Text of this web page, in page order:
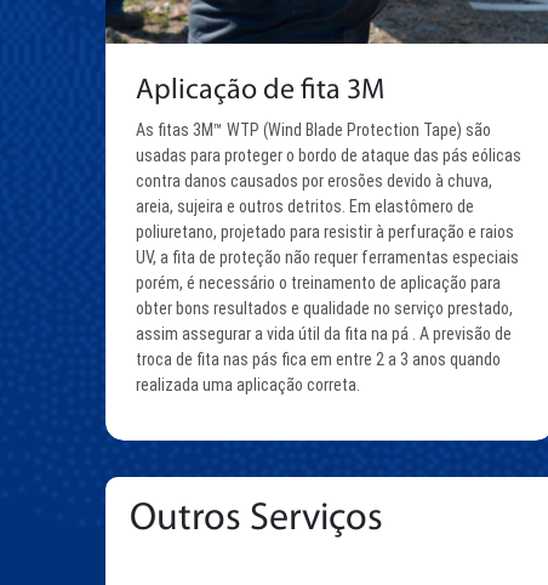
Aplicação de fita 3M
As fitas 3M™ WTP (Wind Blade Protection Tape) são
usadas para proteger o bordo de ataque das pás eólicas
contra danos causados por erosões devido à chuva,
areia, sujeira e outros detritos. Em elastômero de
poliuretano, projetado para resistir à perfuração e raios
UV, a fita de proteção não requer ferramentas especiais
porém, é necessário o treinamento de aplicação para
obter bons resultados e qualidade no serviço prestado,
assim assegurar a vida útil da fita na pá . A previsão de
troca de fita nas pás fica em entre 2 a 3 anos quando
realizada uma aplicação correta.
Outros Serviços